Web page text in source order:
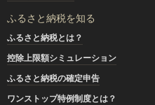
ふるさと納税を知る
ふるさと納税とは？
控除上限額シミュレーション
ふるさと納税の確定申告
ワンストップ特例制度とは？